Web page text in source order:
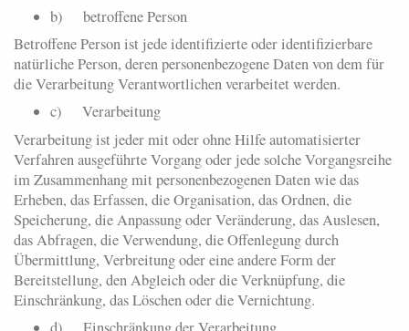
b) betroffene Person
Betroffene Person ist jede identifizierte oder identifizierbare
natürliche Person, deren personenbezogene Daten von dem für
die Verarbeitung Verantwortlichen verarbeitet werden.
c) Verarbeitung
Verarbeitung ist jeder mit oder ohne Hilfe automatisierter
Verfahren ausgeführte Vorgang oder jede solche Vorgangsreihe
im Zusammenhang mit personenbezogenen Daten wie das
Erheben, das Erfassen, die Organisation, das Ordnen, die
Speicherung, die Anpassung oder Veränderung, das Auslesen,
das Abfragen, die Verwendung, die Offenlegung durch
Übermittlung, Verbreitung oder eine andere Form der
Bereitstellung, den Abgleich oder die Verknüpfung, die
Einschränkung, das Löschen oder die Vernichtung.